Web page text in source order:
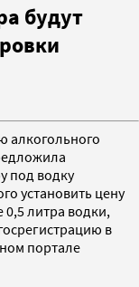
будут
алкогольного
под водку
установить цену
литра водки,
в
портале